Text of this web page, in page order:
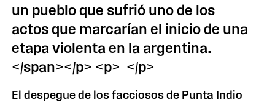
un pueblo que sufrió uno de los
actos que marcarían el inicio de una
etapa violenta en la argentina.
</span></p> <p> </p>
El despegue de los facciosos de Punta Indio